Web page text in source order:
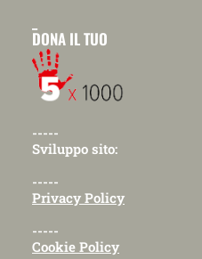
DONA IL TUO
-----
Sviluppo sito:
-----
Privacy Policy
-----
Cookie Policy